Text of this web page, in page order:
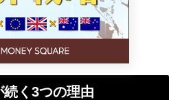
く3つの理由